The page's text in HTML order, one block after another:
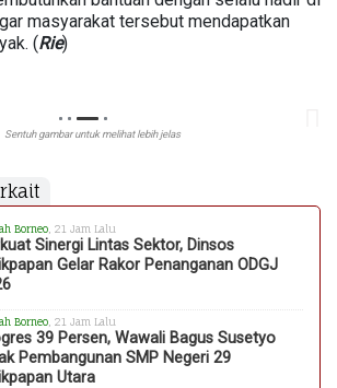
masyarakat tersebut mendapatkan
(Rie)
Sentuh gambar untuk melihat lebih jelas
Borneo , 21 Jam Lalu
Sinergi Lintas Sektor, Dinsos
Gelar Rakor Penanganan ODGJ
Borneo , 21 Jam Lalu
39 Persen, Wawali Bagus Susetyo
Pembangunan SMP Negeri 29
Utara